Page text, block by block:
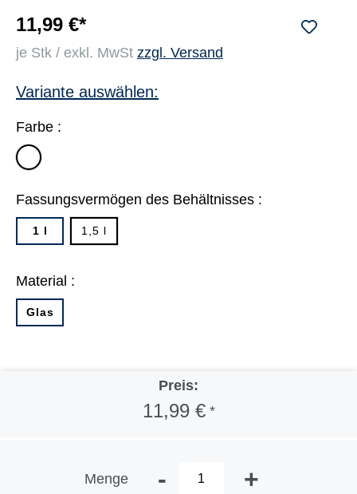
11,99 €*
je Stk / exkl. MwSt zzgl. Versand
Variante auswählen:
Farbe :
transparent
Fassungsvermögen des Behältnisses :
1 l 1,5 l
Material :
Glas
Preis:
11,99 €*
Menge - +